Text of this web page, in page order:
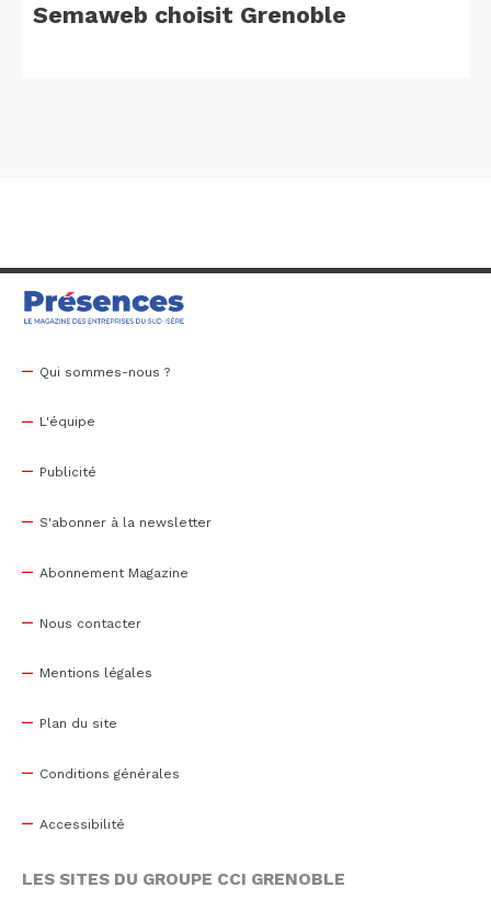
Semaweb choisit Grenoble
Qui sommes-nous ?
L'équipe
Publicité
S'abonner à la newsletter
Abonnement Magazine
Nous contacter
Mentions légales
Plan du site
Conditions générales
Accessibilité
LES SITES DU GROUPE CCI GRENOBLE